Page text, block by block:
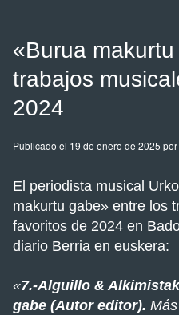
«Burua
trabajos
2024
Publicado el 19 de enero de 2025 por
El periodista musical
makurtu gabe» entre los
favoritos de 2024 en
diario Berria en euskera:
«7.-Alguillo &
gabe (Autor editor).